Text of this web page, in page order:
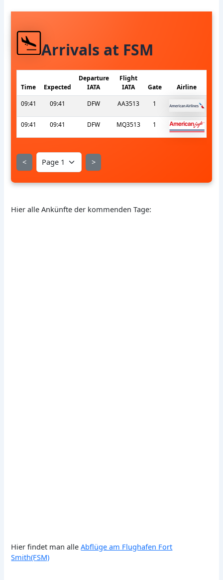
Arrivals at FSM
Time Expected
Departure
IATA
Flight
IATA
Gate
Airline
09:41
09:41 DFW AA3513 1
09:41 09:41 DFW MQ3513 1
< >
Hier alle Ankünfte der kommenden Tage:
Hier findet man alleAbflüge am Flughafen Fort
Smith(FSM)